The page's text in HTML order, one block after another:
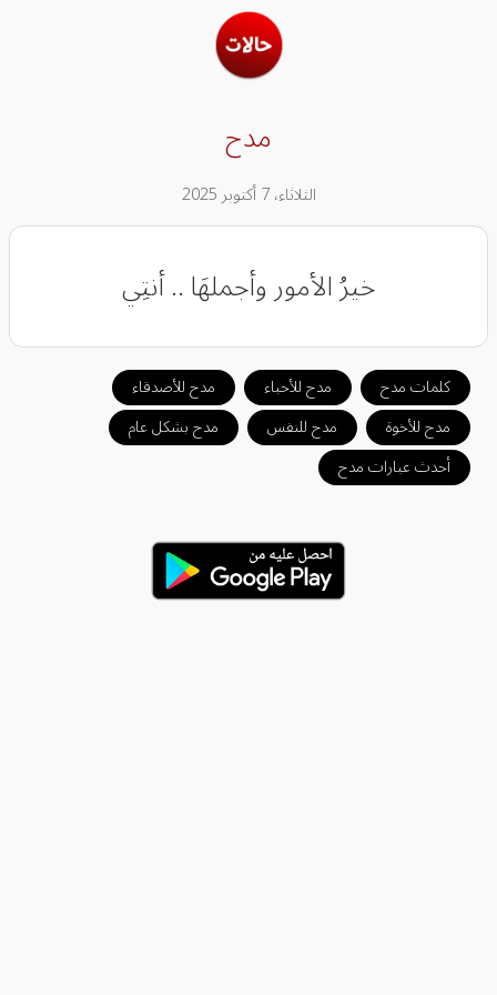
مدح
الثلاثاء، 7 أكتوبر 2025
خيرُ الأمور وأجملهَا .. أنتِي
كلمات مدح مدح للأحباء
مدح للأصدقاء
مدح للأخوة
مدح للنفس
مدح بشكل عام
أحدث عبارات مدح